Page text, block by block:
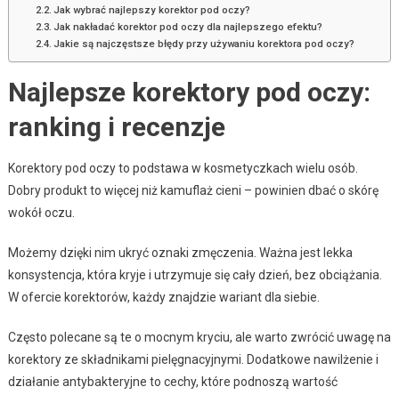
Jak wybrać najlepszy korektor pod oczy?
Jak nakładać korektor pod oczy dla najlepszego efektu?
Jakie są najczęstsze błędy przy używaniu korektora pod oczy?
Najlepsze korektory pod oczy:
ranking i recenzje
Korektory pod oczy to podstawa w kosmetyczkach wielu osób.
Dobry produkt to więcej niż kamuflaż cieni – powinien dbać o skórę
wokół oczu.
Możemy dzięki nim ukryć oznaki zmęczenia. Ważna jest lekka
konsystencja, która kryje i utrzymuje się cały dzień, bez obciążania.
W ofercie korektorów, każdy znajdzie wariant dla siebie.
Często polecane są te o mocnym kryciu, ale warto zwrócić uwagę na
korektory ze składnikami pielęgnacyjnymi. Dodatkowe nawilżenie i
działanie antybakteryjne to cechy, które podnoszą wartość